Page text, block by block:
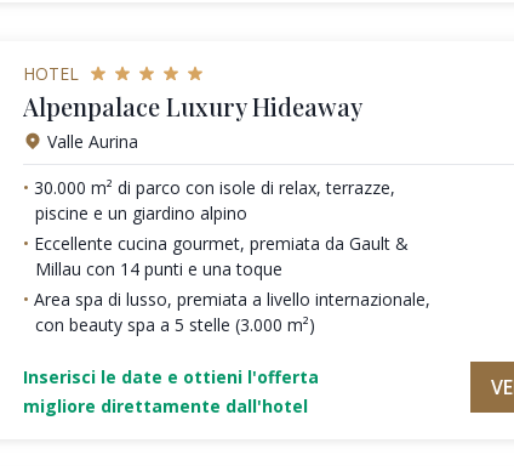
HOTEL
Alpenpalace Luxury Hideaway
Valle Aurina
30.000 m² di parco con isole di relax, terrazze,
piscine e un giardino alpino
Eccellente cucina gourmet, premiata da Gault &
Millau con 14 punti e una toque
Area spa di lusso, premiata a livello internazionale,
con beauty spa a 5 stelle (3.000 m²)
Inserisci le date e ottieni l'offerta
migliore direttamente dall'hotel